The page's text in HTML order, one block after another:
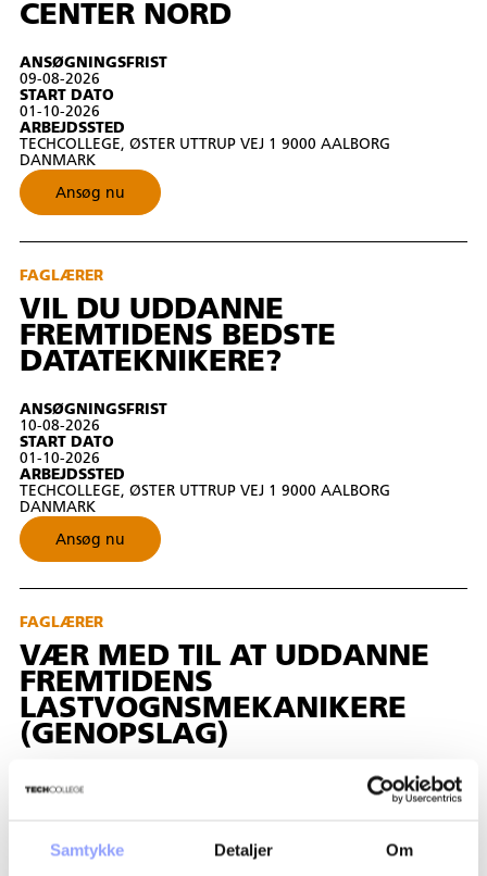
Samtykke Detaljer Om
CENTER NORD
ANSØGNINGSFRIST
09-08-2026
START DATO
01-10-2026
ARBEJDSSTED
TECHCOLLEGE, ØSTER UTTRUP VEJ 1 9000 AALBORG
DANMARK
Ansøg nu
FAGLÆRER
VIL DU UDDANNE
FREMTIDENS BEDSTE
DATATEKNIKERE?
ANSØGNINGSFRIST
10-08-2026
START DATO
01-10-2026
ARBEJDSSTED
TECHCOLLEGE, ØSTER UTTRUP VEJ 1 9000 AALBORG
DANMARK
Ansøg nu
FAGLÆRER
VÆR MED TIL AT UDDANNE
FREMTIDENS
LASTVOGNSMEKANIKERE
(GENOPSLAG)
ANSØGNINGSFRIST
ARBEJDSSTED
TECHCOLLEGE, ØSTER UTTRUP VEJ 1 9000 AALBORG